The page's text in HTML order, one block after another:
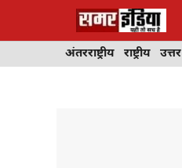
अंतरराष्ट्रीय राष्ट्रीय